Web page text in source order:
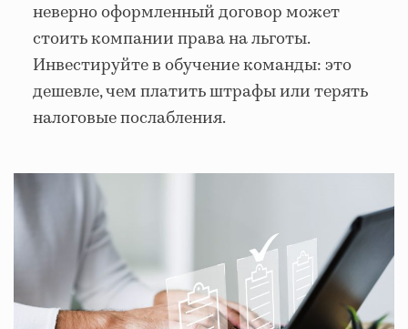
неверно оформленный договор может
стоить компании права на льготы.
Инвестируйте в обучение команды: это
дешевле, чем платить штрафы или терять
налоговые послабления.